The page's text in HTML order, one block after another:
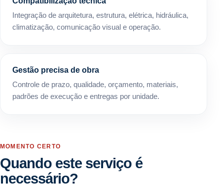
Integração de arquitetura, estrutura, elétrica, hidráulica,
climatização, comunicação visual e operação.
Gestão precisa de obra
Controle de prazo, qualidade, orçamento, materiais,
padrões de execução e entregas por unidade.
MOMENTO CERTO
Quando este serviço é
necessário?